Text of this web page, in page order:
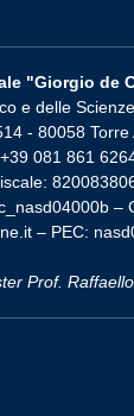
"Giorgio de
e delle
- 80058 Torre
081 861
–
– PEC:
Prof.